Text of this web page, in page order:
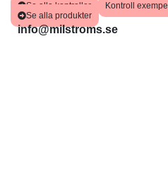
Se alla kontroller
Kontroll exempel
Se alla produkter
info@milstroms.se